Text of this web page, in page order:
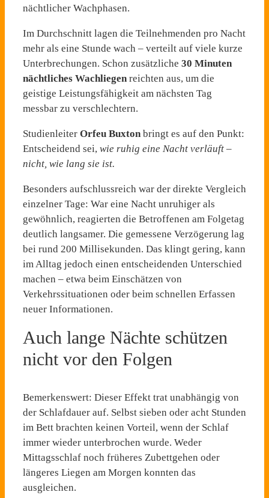
nächtlicher Wachphasen.
Im Durchschnitt lagen die Teilnehmenden pro Nacht
mehr als eine Stunde wach – verteilt auf viele kurze
Unterbrechungen. Schon zusätzliche 30 Minuten
nächtliches Wachliegenreichten aus, um die
geistige Leistungsfähigkeit am nächsten Tag
messbar zu verschlechtern.
Studienleiter Orfeu Buxtonbringt es auf den Punkt:
Entscheidend sei, wie ruhig eine Nacht verläuft –
nicht, wie lang sie ist.
Besonders aufschlussreich war der direkte Vergleich
einzelner Tage: War eine Nacht unruhiger als
gewöhnlich, reagierten die Betroffenen am Folgetag
deutlich langsamer. Die gemessene Verzögerung lag
bei rund 200 Millisekunden. Das klingt gering, kann
im Alltag jedoch einen entscheidenden Unterschied
machen – etwa beim Einschätzen von
Verkehrssituationen oder beim schnellen Erfassen
neuer Informationen.
Auch lange Nächte schützen
nicht vor den Folgen
Bemerkenswert: Dieser Effekt trat unabhängig von
der Schlafdauer auf. Selbst sieben oder acht Stunden
im Bett brachten keinen Vorteil, wenn der Schlaf
immer wieder unterbrochen wurde. Weder
Mittagsschlaf noch früheres Zubettgehen oder
längeres Liegen am Morgen konnten das
ausgleichen.